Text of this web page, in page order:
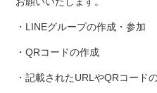
・ LINEグループの作成・参加
・QRコードの作成
・記載されたURLやQRコード